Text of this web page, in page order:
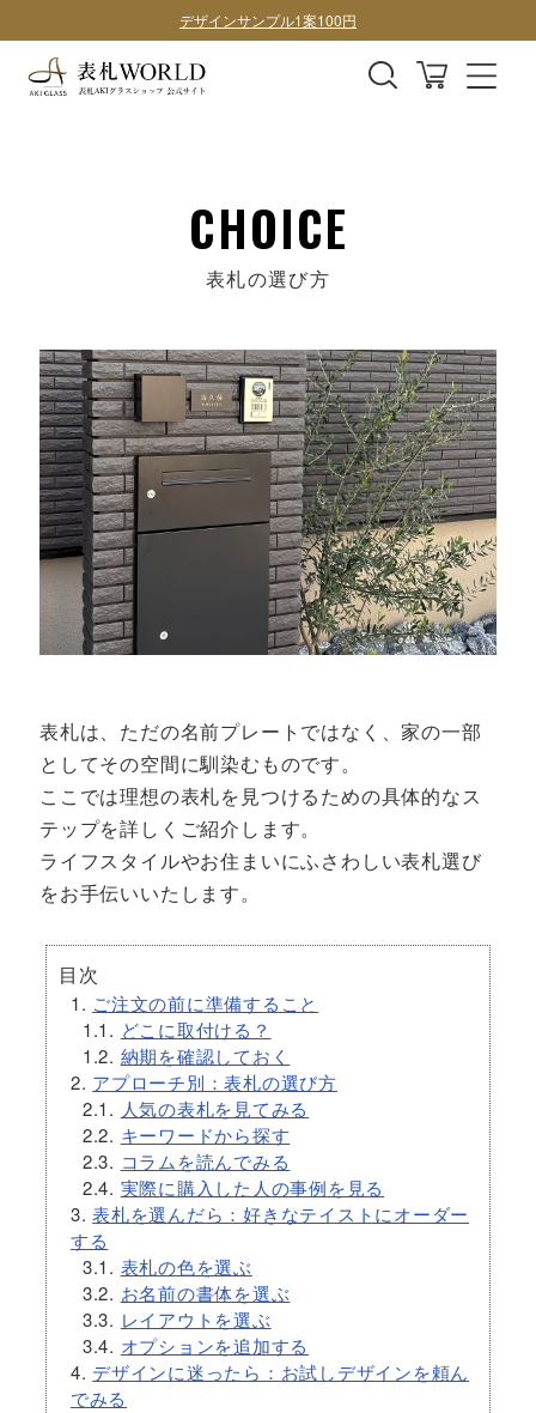
デザインサンプル1案100円
購入前にデザイン確認したい方はこちら
表札全商品、全国送料無料！
CHOICE
表札の選び方
表札は、ただの名前プレートではなく、家の一部
としてその空間に馴染むものです。
ここでは理想の表札を見つけるための具体的なス
テップを詳しくご紹介します。
​ライフスタイルやお住まいにふさわしい表札選び
をお手伝いいたします。
目次
ご注文の前に準備すること
どこに取付ける？
納期を確認しておく
アプローチ別：表札の選び方
人気の表札を見てみる
キーワードから探す
コラムを読んでみる
実際に購入した人の事例を見る
表札を選んだら：好きなテイストにオーダー
する
表札の色を選ぶ
お名前の書体を選ぶ
レイアウトを選ぶ
オプションを追加する
デザインに迷ったら：お試しデザインを頼ん
でみる